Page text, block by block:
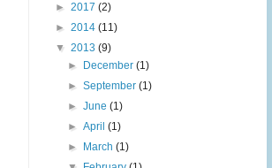
► 2017 (2)
► 2014 (11)
▼ 2013 (9)
►
December(1)
►September(1)
►June(1)
►April(1)
►
March(1)